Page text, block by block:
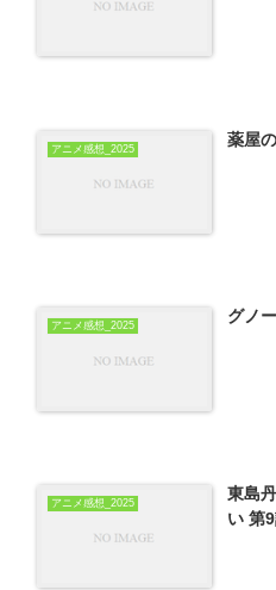
アニメ感想_2025 薬屋
アニメ感想_2025 グノ
アニメ感想_2025
東島
い 第